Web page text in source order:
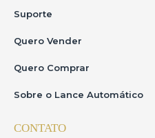
Suporte
Quero Vender
Quero Comprar
Sobre o Lance Automático
CONTATO